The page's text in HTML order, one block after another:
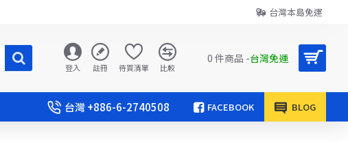
台灣本島免運
登入 註冊 待買清單 比較
0 件商品 -台灣免運
台灣 +886-6-2740508 FACEBOOK BLOG